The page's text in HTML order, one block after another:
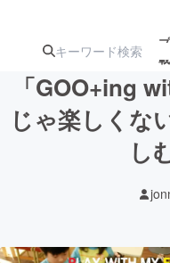
注目
「GOO+ing
じゃ楽しくな
し